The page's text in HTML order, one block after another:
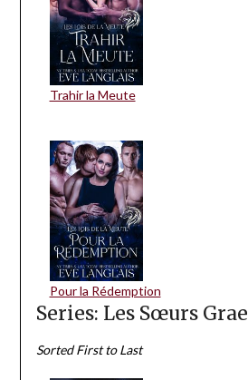
Trahir la Meute
Pour la Rédemption
Series: Les Sœurs Grae
Sorted First to Last